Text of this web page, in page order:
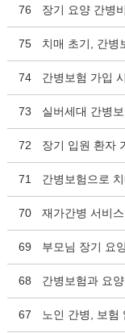
76 장기 요양 간병
75 치매 초기, 간병
74 간병보험 가입
73 실버세대 간병
72 장기 입원 환자
71 간병보험으로
70 재가간병 서비
69 부모님 장기 요
68 간병보험과 요
67 노인 간병, 보험